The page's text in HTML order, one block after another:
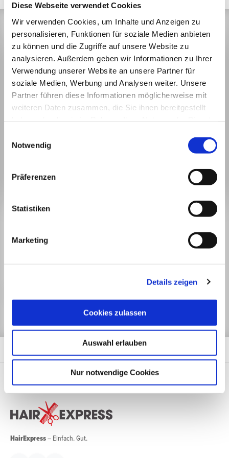
Diese Webseite verwendet Cookies
Wir verwenden Cookies, um Inhalte und Anzeigen zu
personalisieren, Funktionen für soziale Medien anbieten
zu können und die Zugriffe auf unsere Website zu
analysieren. Außerdem geben wir Informationen zu Ihrer
Verwendung unserer Website an unsere Partner für
soziale Medien, Werbung und Analysen weiter. Unsere
Partner führen diese Informationen möglicherweise mit
weiteren Daten zusammen, die Sie ihnen bereitgestellt
Notwendig
Präferenzen
Statistiken
Marketing
Details zeigen
Cookies zulassen
Auswahl erlauben
Nur notwendige Cookies
BLEIBEN WIR IN
KONTAKT.
HairExpress– Einfach. Gut.